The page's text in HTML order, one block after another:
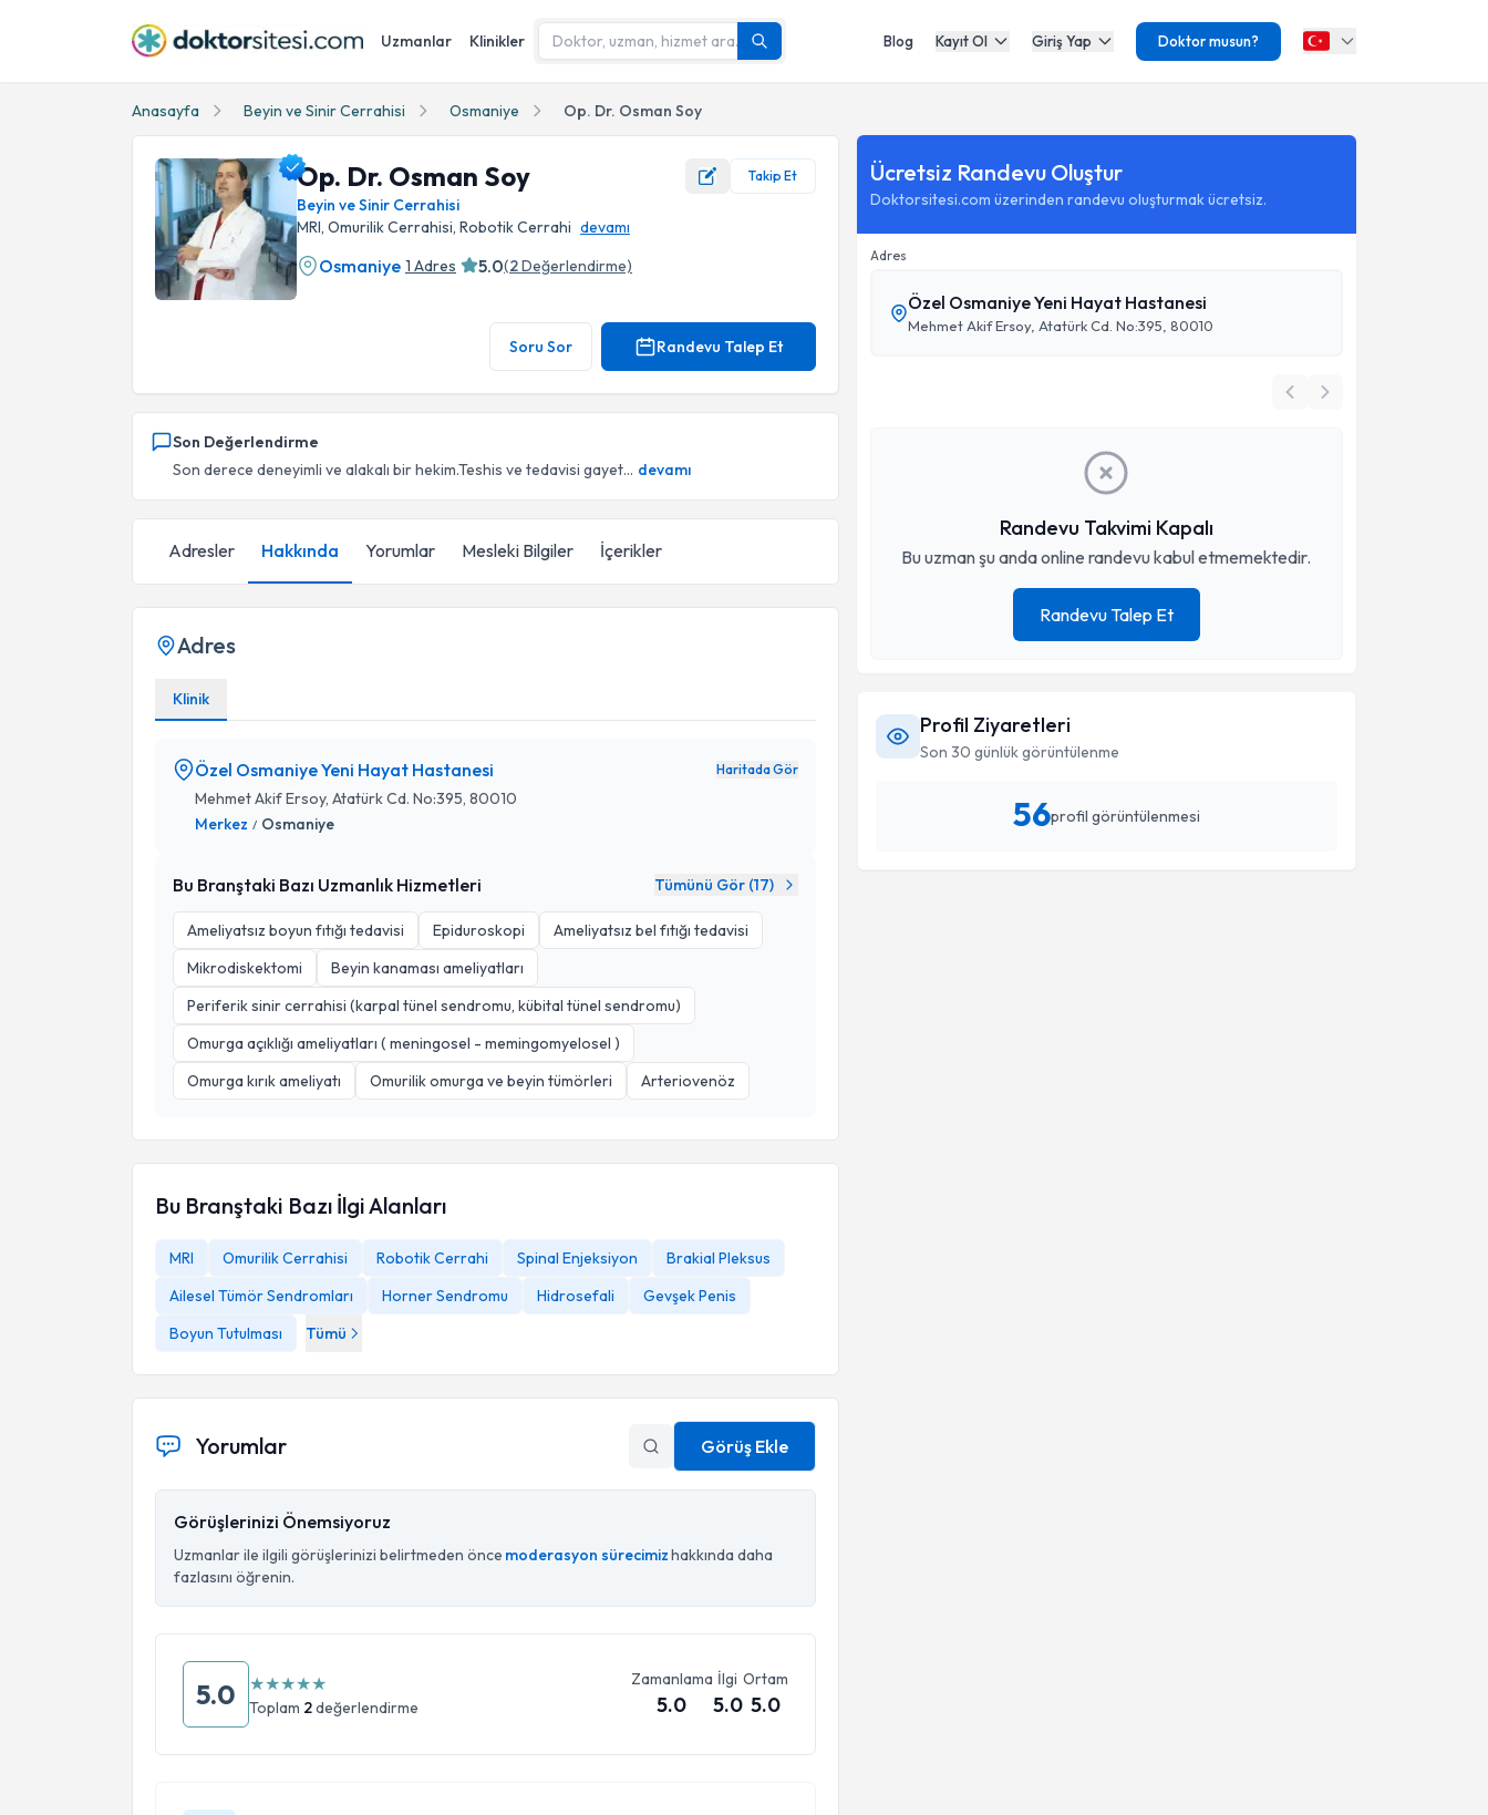
Uzmanlar Klinikler Blog Kayıt Ol Giriş Yap Doktor musun?
Anasayfa Beyin ve Sinir Cerrahisi Osmaniye Op. Dr. Osman Soy
Op. Dr. Osman Soy Takip Et
Beyin ve Sinir Cerrahisi
MRI, Omurilik Cerrahisi, Robotik Cerrahi devamı
Osmaniye 1 Adres 5.0(2Değerlendirme)
Soru Sor Randevu Talep Et
Son Değerlendirme
Son derece deneyimli ve alakalı bir hekim.Teshis ve tedavisi gayet... devamı
Adresler Hakkında Yorumlar Mesleki Bilgiler İçerikler
Adres
Klinik
Özel Osmaniye Yeni Hayat Hastanesi Haritada Gör
Mehmet Akif Ersoy, Atatürk Cd. No:395, 80010
Merkez / Osmaniye
Bu Branştaki Bazı Uzmanlık Hizmetleri Tümünü Gör (17)
Ameliyatsız boyun fıtığı tedavisi Epiduroskopi
Ameliyatsız bel fıtığı tedavisi
Mikrodiskektomi
Beyin kanaması ameliyatları
Periferik sinir cerrahisi (karpal tünel sendromu, kübital tünel sendromu)
Omurga açıklığı ameliyatları ( meningosel - memingomyelosel )
Omurga kırık ameliyatı
Omurilik omurga ve beyin tümörleri Arteriovenöz
Bu Branştaki Bazı İlgi Alanları
MRI Omurilik Cerrahisi Robotik Cerrahi Spinal Enjeksiyon
Brakial Pleksus
Ailesel Tümör Sendromları
Horner Sendromu Hidrosefali
Gevşek Penis
Boyun Tutulması
Tümü
Yorumlar Görüş Ekle
Görüşlerinizi Önemsiyoruz
Uzmanlar ile ilgili görüşlerinizi belirtmeden önce moderasyon sürecimizhakkında daha
fazlasını öğrenin.
5.0 ★★★★★
Toplam 2değerlendirme
Zamanlama
5.0
İlgi
5.0
Ortam
5.0
Ücretsiz Randevu Oluştur
Doktorsitesi.com üzerinden randevu oluşturmak ücretsiz.
Adres
Özel Osmaniye Yeni Hayat Hastanesi
Mehmet Akif Ersoy, Atatürk Cd. No:395, 80010
Randevu Takvimi Kapalı
Bu uzman şu anda online randevu kabul etmemektedir.
Randevu Talep Et
Profil Ziyaretleri
Son 30 günlük görüntülenme
56profil görüntülenmesi